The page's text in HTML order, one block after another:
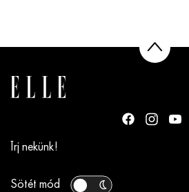
Írj nekünk!
Sötét mód